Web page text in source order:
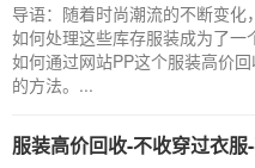
导语：随着时尚潮流的不断变化
如何处理这些库存服装成为了
如何通过网站PP这个服装高价
的方法。...
服装高价回收-不收穿过衣服-不收旧的衣服